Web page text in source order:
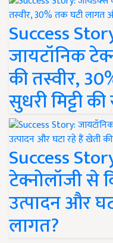
Success
जायटॉनिक
की तस्वीर,
सुधरी मिट्टी
Success
टेक्नोलॉजी से
उत्पादन और
लागत?